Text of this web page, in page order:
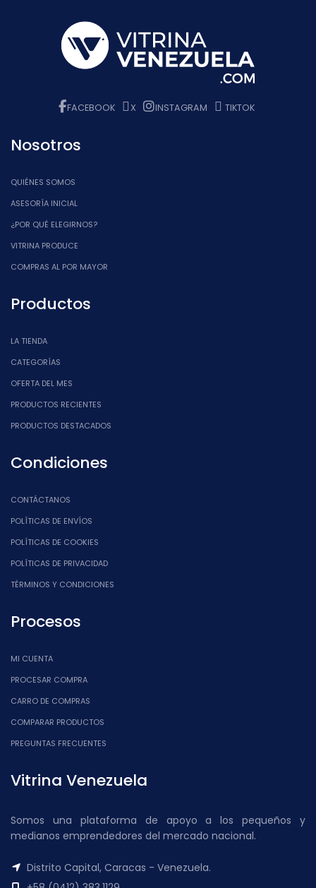
FACEBOOK X INSTAGRAM TIKTOK
Nosotros
QUIÉNES SOMOS
ASESORÍA INICIAL
¿POR QUÉ ELEGIRNOS?
VITRINA PRODUCE
COMPRAS AL POR MAYOR
Productos
LA TIENDA
CATEGORÍAS
OFERTA DEL MES
PRODUCTOS RECIENTES
PRODUCTOS DESTACADOS
Condiciones
CONTÁCTANOS
POLÍTICAS DE ENVÍOS
POLÍTICAS DE COOKIES
POLÍTICAS DE PRIVACIDAD
TÉRMINOS Y CONDICIONES
Procesos
MI CUENTA
PROCESAR COMPRA
CARRO DE COMPRAS
COMPARAR PRODUCTOS
PREGUNTAS FRECUENTES
Vitrina Venezuela
Somos una plataforma de apoyo a los pequeños y
medianos emprendedores del mercado nacional.
Distrito Capital, Caracas - Venezuela.